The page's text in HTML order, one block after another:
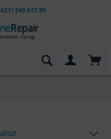
545 672 85